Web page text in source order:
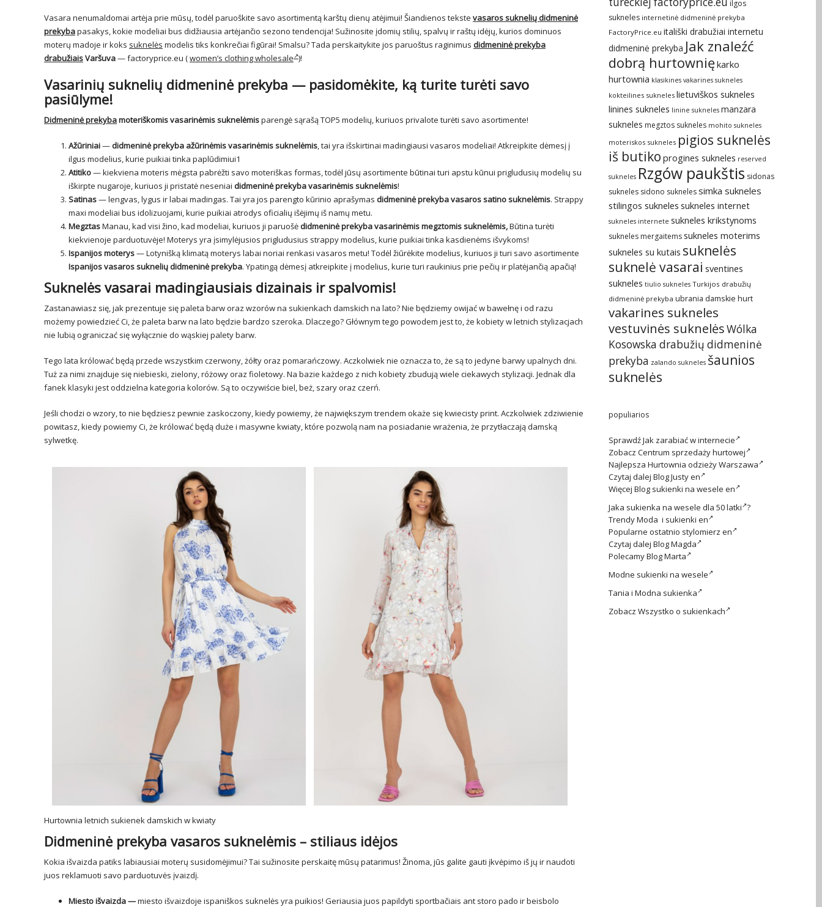
Vasara nenumaldomai artėja prie mūsų, todėl paruoškite savo asortimentą karštų dienų atėjimui! Šiandienos tekste vasaros suknelių didmeninė
prekybapasakys, kokie modeliai bus didžiausia artėjančio sezono tendencija! Sužinosite įdomių stilių, spalvų ir raštų idėjų, kurios dominuos
moterų madoje ir koks suknelės modelis tiks konkrečiai figūrai! Smalsu? Tada perskaitykite jos paruoštus raginimus didmeninė prekyba
drabužiaisVaršuva— factoryprice.eu (women’s clothing wholesale )!
Vasarinių suknelių didmeninė prekyba — pasidomėkite, ką turite turėti savo
pasiūlyme!
Didmeninė prekybamoteriškomis vasarinėmis suknelėmisparengė sąrašą TOP5 modelių, kuriuos privalote turėti savo asortimente!
Ažūriniai— didmeninėprekyba ažūrinėmis vasarinėmis suknelėmis, tai yra išskirtinai madingiausi vasaros modeliai! Atkreipkite dėmesį į
ilgus modelius, kurie puikiai tinka paplūdimiui1
Atitiko— kiekviena moteris mėgsta pabrėžti savo moteriškas formas, todėl jūsų asortimente būtinai turi apstu kūnui prigludusių modelių su
iškirpte nugaroje, kuriuos ji pristatė neseniai didmeninė prekyba vasarinėmis suknelėmis!
Satinas— lengvas, lygus ir labai madingas. Tai yra jos parengto kūrinio aprašymas didmeninė prekyba vasaros satino suknelėmis. Strappy
maxi modeliai bus idolizuojami, kurie puikiai atrodys oficialių išėjimų iš namų metu.
MegztasManau, kad visi žino, kad modeliai, kuriuos ji paruošė didmeninė prekyba vasarinėmis megztomis suknelėmis,Būtina turėti
kiekvienoje parduotuvėje! Moterys yra įsimylėjusios prigludusius strappy modelius, kurie puikiai tinka kasdienėms išvykoms!
Ispanijos moterys— Lotynišką klimatą moterys labai noriai renkasi vasaros metu! Todėl žiūrėkite modelius, kuriuos ji turi savo asortimente
Ispanijos vasaros suknelių didmeninė prekyba. Ypatingą dėmesį atkreipkite į modelius, kurie turi raukinius prie pečių ir platėjančią apačią!
Suknelės vasarai madingiausiais dizainais ir spalvomis!
Zastanawiasz się, jak prezentuje się paleta barw oraz wzorów na sukienkach damskich na lato? Nie będziemy owijać w bawełnę i od razu
możemy powiedzieć Ci, że paleta barw na lato będzie bardzo szeroka. Dlaczego? Głównym tego powodem jest to, że kobiety w letnich stylizacjach
nie lubią ograniczać się wyłącznie do wąskiej palety barw.
Tego lata królować będą przede wszystkim czerwony, żółty oraz pomarańczowy. Aczkolwiek nie oznacza to, że są to jedyne barwy upalnych dni.
Tuż za nimi znajduje się niebieski, zielony, różowy oraz fioletowy. Na bazie każdego z nich kobiety zbudują wiele ciekawych stylizacji. Jednak dla
fanek klasyki jest oddzielna kategoria kolorów. Są to oczywiście biel, beż, szary oraz czerń.
Jeśli chodzi o wzory, to nie będziesz pewnie zaskoczony, kiedy powiemy, że największym trendem okaże się kwiecisty print. Aczkolwiek zdziwienie
powitasz, kiedy powiemy Ci, że królować będą duże i masywne kwiaty, które pozwolą nam na posiadanie wrażenia, że przytłaczają damską
sylwetkę.
Hurtownia letnich sukienek damskich w kwiaty
Didmeninė prekyba vasaros suknelėmis – stiliaus idėjos
Kokia išvaizda patiks labiausiai moterų susidomėjimui? Tai sužinosite perskaitę mūsų patarimus! Žinoma, jūs galite gauti įkvėpimo iš jų ir naudoti
juos reklamuoti savo parduotuvės įvaizdį.
Miesto išvaizda —miesto išvaizdoje ispaniškos suknelės yra puikios! Geriausia juos papildyti sportbačiais ant storo pado ir beisbolo
ilgos
sukneles internetinė didmeninė prekyba
FactoryPrice.eu itališki drabužiai internetu
didmeninė prekyba Jak znaleźć
dobrą hurtowniękarko
hurtownia klasikines vakarines sukneles
kokteilines sukneles lietuviškos sukneles
linines sukneles linine sukneles manzara
sukneles megztos sukneles mohito sukneles
moteriskos sukneles pigios suknelės
iš butiko progines sukneles reserved
sukneles Rzgów paukštis sidonas
sukneles sidono sukneles simka sukneles
stilingos sukneles sukneles internet
sukneles internete sukneles krikstynoms
sukneles mergaitems sukneles moterims
sukneles su kutais suknelės
suknelė vasarai sventines
sukneles tiulio sukneles Turkijos drabužių
didmeninė prekyba ubrania damskie hurt
vakarines sukneles
vestuvinės suknelėsWólka
Kosowska drabužių didmeninė
prekyba zalando sukneles šaunios
suknelės
populiarios
SprawdźJak zarabiać w internecie
Zobacz Centrum sprzedaży hurtowej
Najlepsza Hurtownia odzieży Warszawa
Czytaj dalej Blog Justy en
Więcej Blog sukienki na wesele en
Jaka sukienka na wesele dla 50 latki ?
TrendyModa i sukienki en
Popularne ostatnio stylomierz en
Czytaj dalej Blog Magda
PolecamyBlog Marta
Modne sukienki na wesele
Tania i Modna sukienka
Zobacz Wszystko o sukienkach